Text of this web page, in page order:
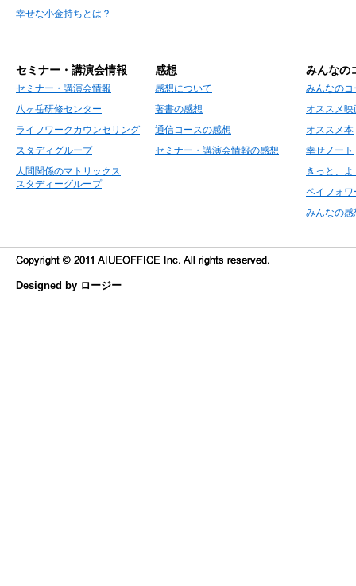
幸せな小金持ちとは？
セミナー・講演会情報
セミナー・講演会情報
八ヶ岳研修センター
ライフワークカウンセリング
スタディグループ
人間関係のマトリックス
スタディーグループ
感想
感想について
著書の感想
通信コースの感想
セミナー・講演会情報の感想
みんなの
みんなの
オススメ映
オススメ本
幸せノート
きっと、
ペイフォワ
みんなの感
Designed by ロージー